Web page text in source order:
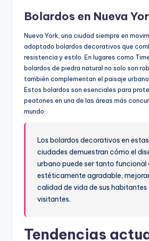
Bolardos en Nueva
Nueva York, una ciudad siempre en
adoptado bolardos decorativos que
resistencia y estilo. En lugares como
bolardos de piedra natural no solo son
también complementan el paisaje
Estos bolardos son esenciales para
peatones en una de las áreas más
mundo.
Los bolardos decorativos en estas
ciudades demuestran cómo el
urbano puede ser tanto funcional
estéticamente agradable,
calidad de vida de sus habitantes
visitantes.
Tendencias